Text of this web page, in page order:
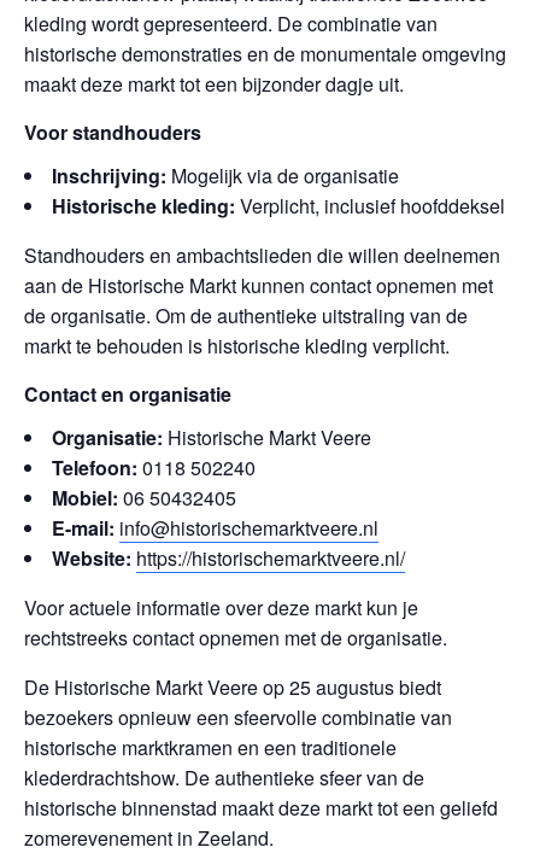
kleding wordt gepresenteerd. De combinatie van
historische demonstraties en de monumentale omgeving
maakt deze markt tot een bijzonder dagje uit.
Voor standhouders
Inschrijving: Mogelijk via de organisatie
Historische kleding: Verplicht, inclusief hoofddeksel
Standhouders en ambachtslieden die willen deelnemen
aan de Historische Markt kunnen contact opnemen met
de organisatie. Om de authentieke uitstraling van de
markt te behouden is historische kleding verplicht.
Contact en organisatie
Organisatie: Historische Markt Veere
Telefoon: 0118 502240
Mobiel: 06 50432405
E-mail: info@historischemarktveere.nl
Website: https://historischemarktveere.nl/
Voor actuele informatie over deze markt kun je
rechtstreeks contact opnemen met de organisatie.
De Historische Markt Veere op 25 augustus biedt
bezoekers opnieuw een sfeervolle combinatie van
historische marktkramen en een traditionele
klederdrachtshow. De authentieke sfeer van de
historische binnenstad maakt deze markt tot een geliefd
zomerevenement in Zeeland.